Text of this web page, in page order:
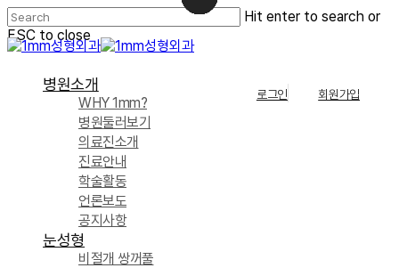
Skip
to
main
Hit enter to search or
ESC to close
Close
병원소개
WHY 1mm?
병원둘러보기
의료진소개
진료안내
학술활동
언론보도
공지사항
눈성형
비절개 쌍꺼풀
로그인 회원가입